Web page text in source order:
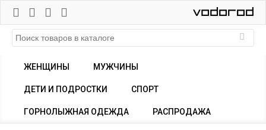
ЖЕНЩИНЫ МУЖЧИНЫ
ДЕТИ И ПОДРОСТКИ СПОРТ
ГОРНОЛЫЖНАЯ ОДЕЖДА РАСПРОДАЖА